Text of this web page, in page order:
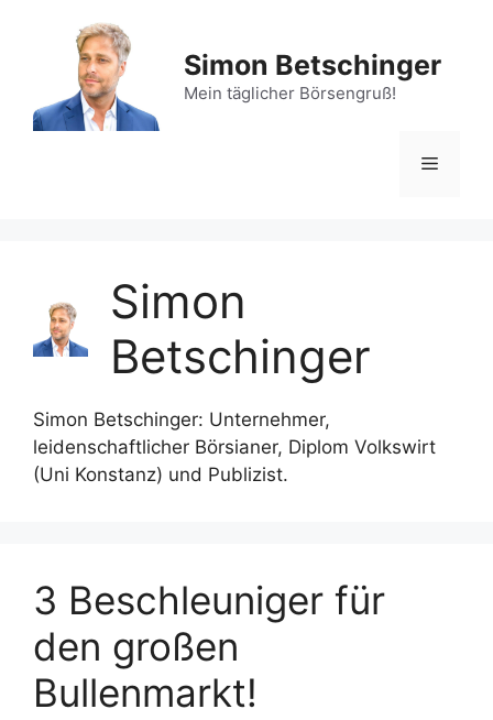
Simon Betschinger
Mein täglicher Börsengruß!
Menü
Simon
Betschinger
Simon Betschinger: Unternehmer,
leidenschaftlicher Börsianer, Diplom Volkswirt
(Uni Konstanz) und Publizist.
3 Beschleuniger für
den großen
Bullenmarkt!